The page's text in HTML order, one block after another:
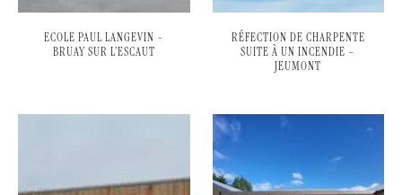
ECOLE PAUL LANGEVIN –
BRUAY SUR L’ESCAUT
RÉFECTION DE CHARPENTE
SUITE À UN INCENDIE –
JEUMONT